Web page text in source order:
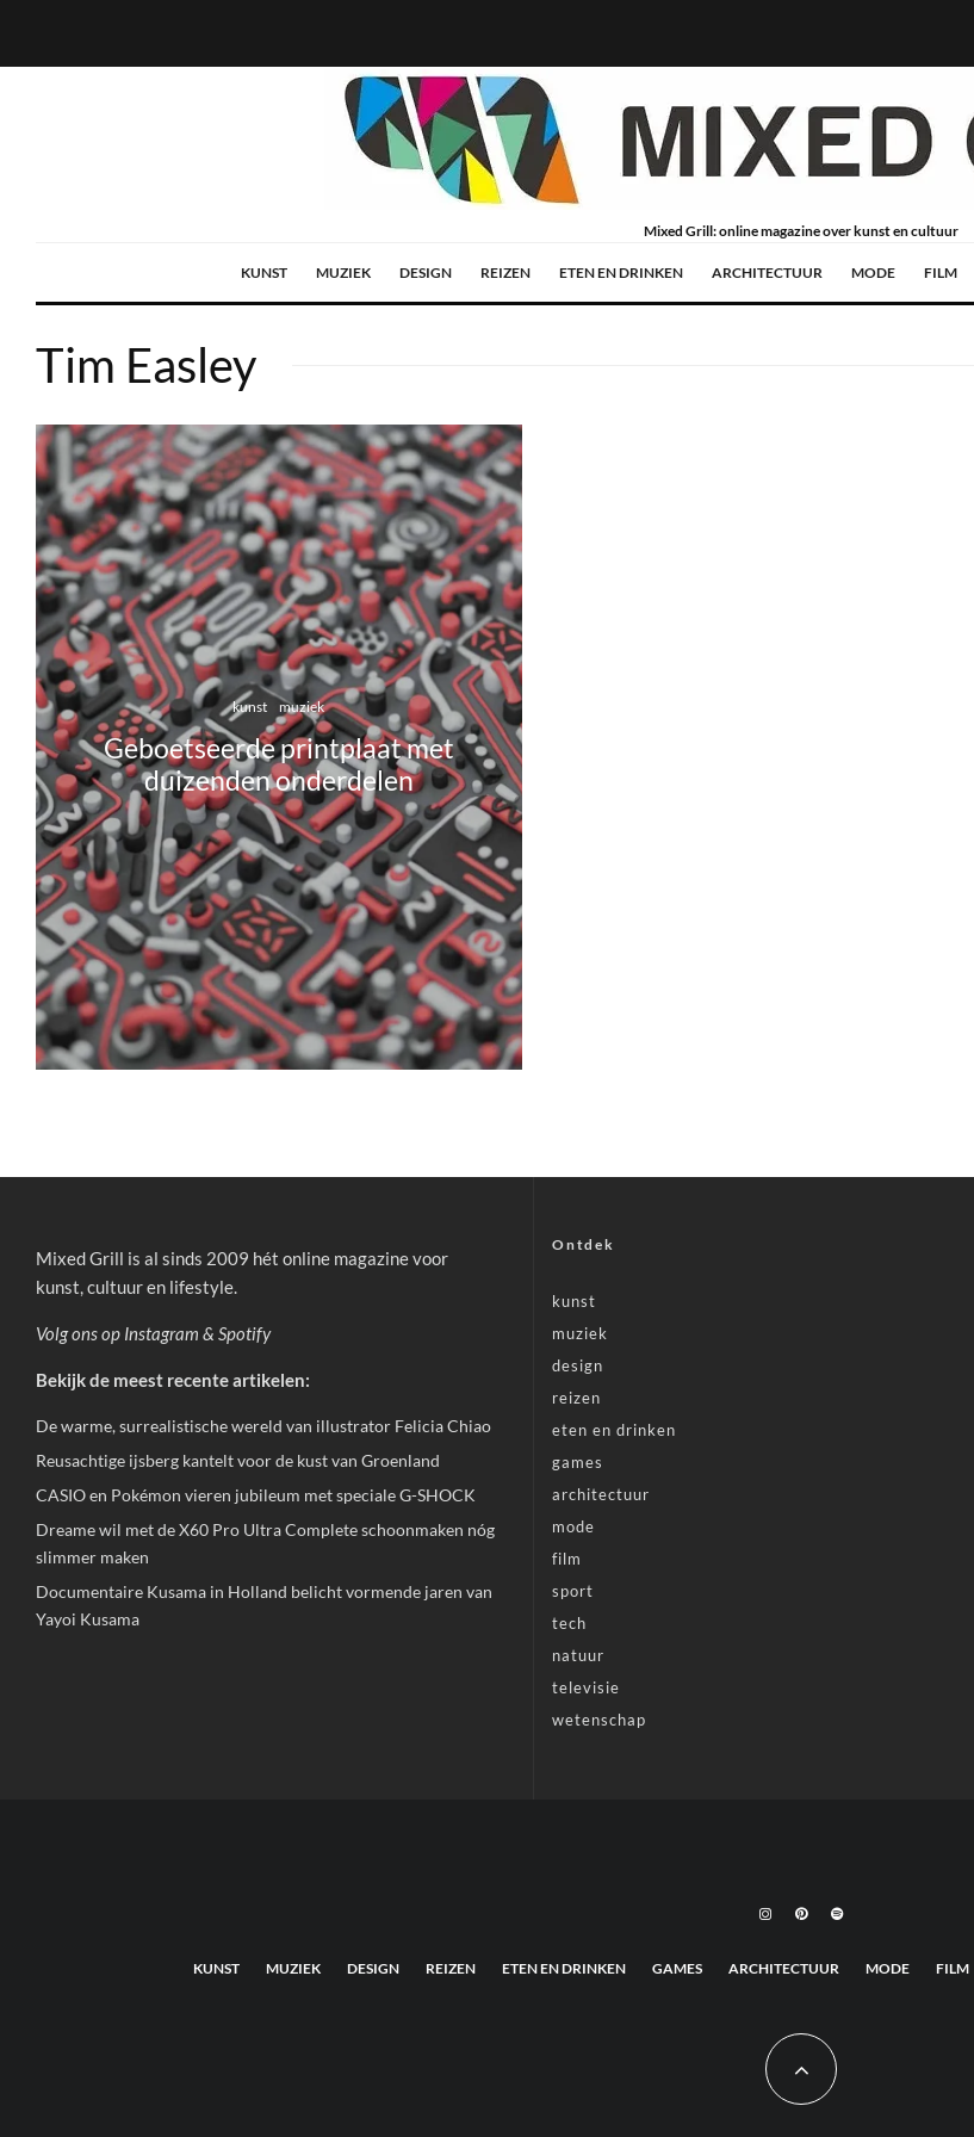
Mixed Grill: online magazine over kunst en cultuur
KUNST MUZIEK DESIGN REIZEN ETEN EN DRINKEN ARCHITECTUUR MODE FILM
Tim Easley
kunst muziek
Geboetseerde printplaat met
duizenden onderdelen
Mixed Grill is al sinds 2009 hét online magazine voor
kunst, cultuur en lifestyle.
Volg ons op Instagram & Spotify
Bekijk de meest recente artikelen:
De warme, surrealistische wereld van illustrator Felicia Chiao
Reusachtige ijsberg kantelt voor de kust van Groenland
CASIO en Pokémon vieren jubileum met speciale G-SHOCK
Dreame wil met de X60 Pro Ultra Complete schoonmaken nóg
slimmer maken
Documentaire Kusama in Holland belicht vormende jaren van
Yayoi Kusama
Ontdek
kunst
muziek
design
reizen
eten en drinken
games
architectuur
mode
film
sport
tech
natuur
televisie
wetenschap
KUNST MUZIEK DESIGN REIZEN ETEN EN DRINKEN GAMES ARCHITECTUUR MODE FILM